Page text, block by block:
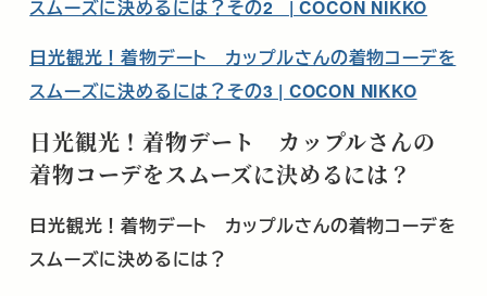
スムーズに決めるには？その2 | COCON NIKKO
日光観光！着物デート カップルさんの着物コーデを
スムーズに決めるには？その3 | COCON NIKKO
日光観光！着物デート カップルさんの
着物コーデをスムーズに決めるには？
日光観光！着物デート カップルさんの着物コーデを
スムーズに決めるには？